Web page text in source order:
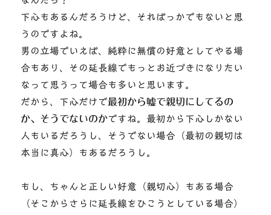
下心もあるんだろうけど、そればっかでもないと思
うのですよね。
男の立場でいえば、純粋に無償の好意としてやる場
合もあり、その延長線でもっとお近づきになりたい
なって思うって場合も多いと思います。
だから、下心だけで最初から嘘で親切にしてるの
か、そうでないのかですね。最初から下心しかない
人もいるだろうし、そうでない場合（最初の親切は
本当に真心）もあるだろうし。
もし、ちゃんと正しい好意（親切心）もある場合
（そこからさらに延長線をひこうとしている場合）